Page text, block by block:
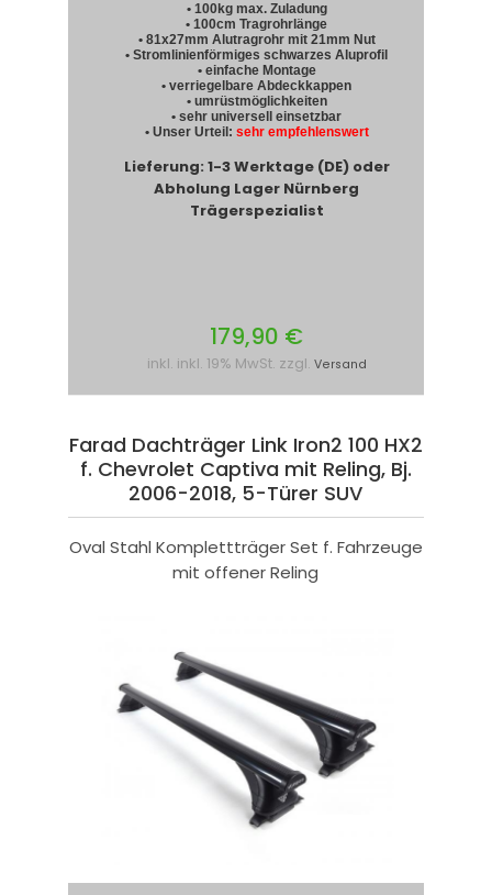
• 100kg max. Zuladung
• 100cm Tragrohrlänge
• 81x27mm Alutragrohr mit 21mm Nut
• Stromlinienförmiges schwarzes Aluprofil
• einfache Montage
• verriegelbare Abdeckkappen
• umrüstmöglichkeiten
• sehr universell einsetzbar
• Unser Urteil: sehr empfehlenswert
Lieferung: 1-3 Werktage (DE) oder
Abholung Lager Nürnberg
Trägerspezialist
179,90 €
inkl. inkl. 19% MwSt. zzgl. Versand
Farad Dachträger Link Iron2 100 HX2
f. Chevrolet Captiva mit Reling, Bj.
2006-2018, 5-Türer SUV
Oval Stahl Komplettträger Set f. Fahrzeuge
mit offener Reling